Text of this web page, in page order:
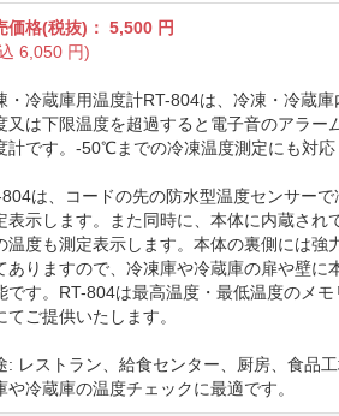
価格(税抜)：5,500 円
6,050 円)
・冷蔵庫用温度計RT-804は、冷凍・冷蔵
又は下限温度を超過すると電子音のアラー
計です。-50℃までの冷凍温度測定にも対応
804は、コードの先の防水型温度センサー
表示します。また同時に、本体に内蔵され
温度も測定表示します。本体の裏側には強
ありますので、冷凍庫や冷蔵庫の扉や壁に
です。RT-804は最高温度・最低温度のメ
てご提供いたします。
: レストラン、給食センター、厨房、食品
や冷蔵庫の温度チェックに最適です。